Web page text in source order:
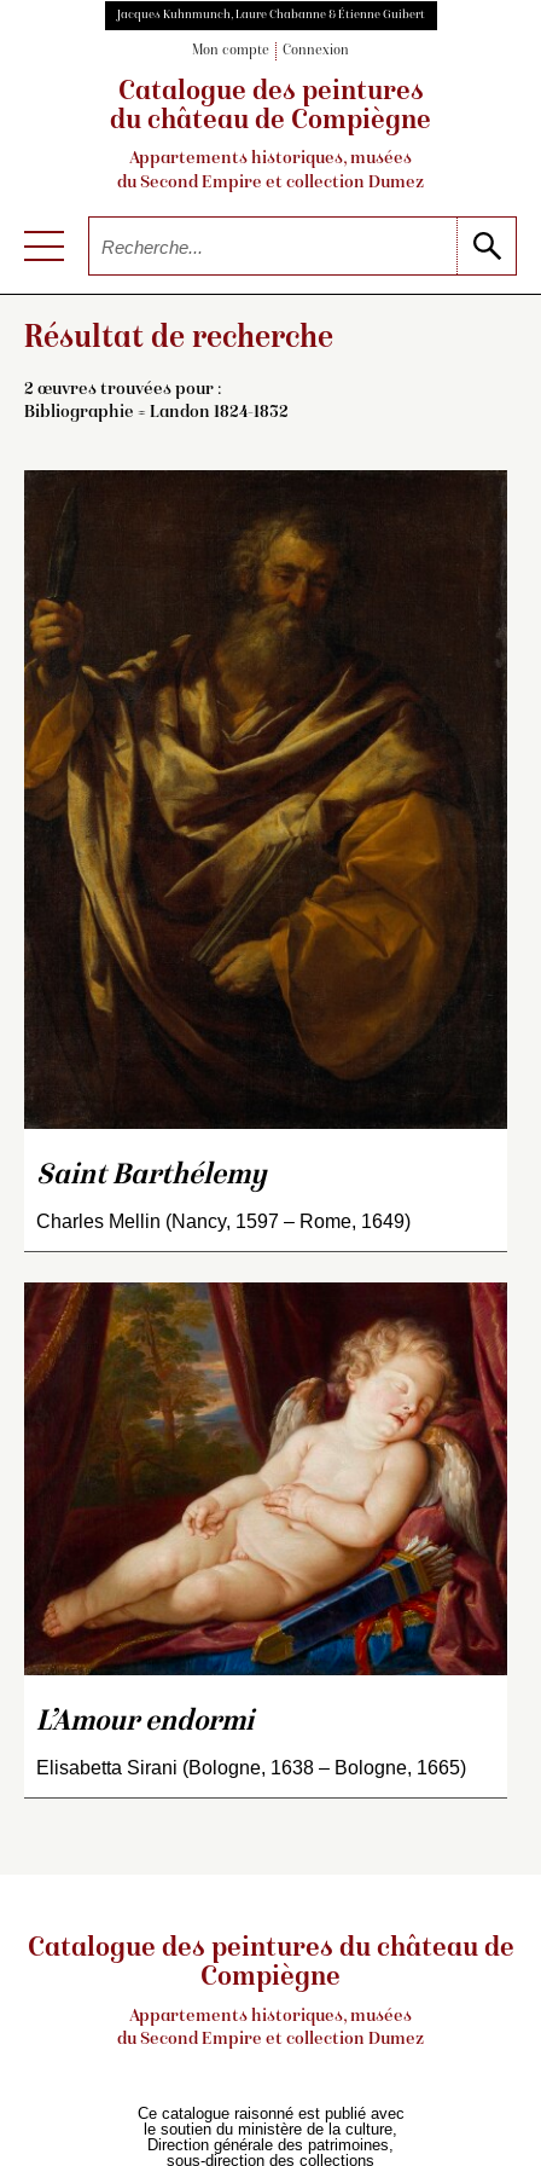
Jacques Kuhnmunch, Laure Chabanne & Étienne Guibert
Mon compte Connexion
Catalogue des peintures
du château de Compiègne
Appartements historiques, musées
du Second Empire et collection Dumez
Résultat de recherche
2 œuvres trouvées pour :
Bibliographie = Landon 1824-1832
Saint Barthélemy
Charles Mellin (Nancy, 1597 – Rome, 1649)
L’Amour endormi
Elisabetta Sirani (Bologne, 1638 – Bologne, 1665)
Catalogue des peintures du château de
Compiègne
Appartements historiques, musées
du Second Empire et collection Dumez
Ce catalogue raisonné est publié avec
le soutien du ministère de la culture,
Direction générale des patrimoines,
sous-direction des collections